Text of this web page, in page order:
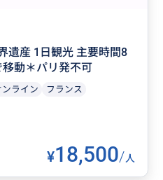
遺産 1日観光 主要時間8
動＊パリ発不可
ライン
フランス
¥18,500/人